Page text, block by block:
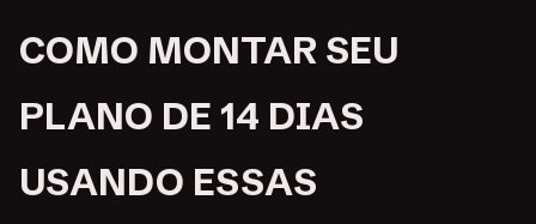
COMO MONTAR SEU
PLANO DE 14 DIAS
USANDO ESSAS